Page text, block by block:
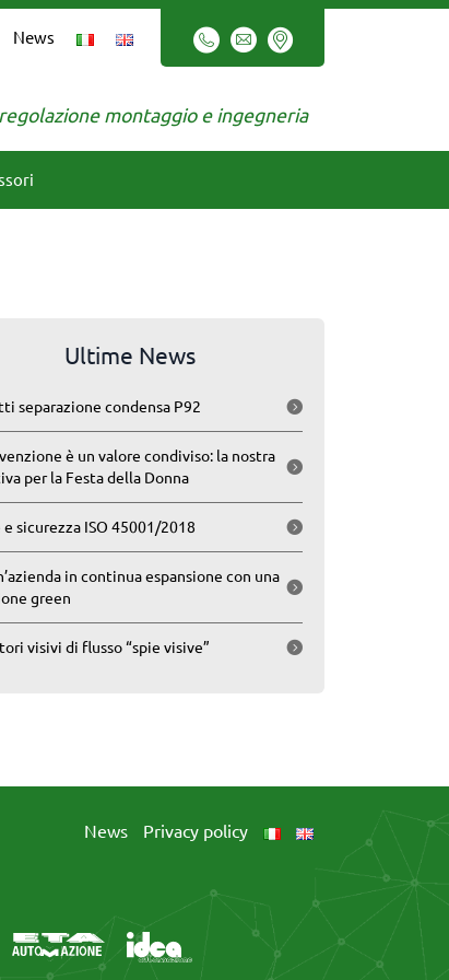
News
montaggio e ingegneria
Ultime News
separazione condensa P92
è un valore condiviso: la nostra
per la Festa della Donna
e sicurezza ISO 45001/2018
in continua espansione con una
green
visivi di flusso “spie visive”
News Privacy policy